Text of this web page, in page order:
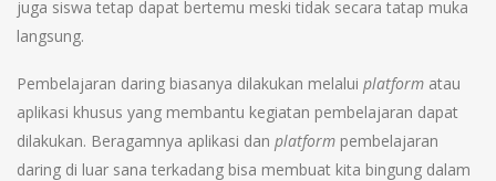
juga siswa tetap dapat bertemu meski tidak secara tatap muka
langsung.
Pembelajaran daring biasanya dilakukan melalui platform atau
aplikasi khusus yang membantu kegiatan pembelajaran dapat
dilakukan. Beragamnya aplikasi dan platform pembelajaran
daring di luar sana terkadang bisa membuat kita bingung dalam